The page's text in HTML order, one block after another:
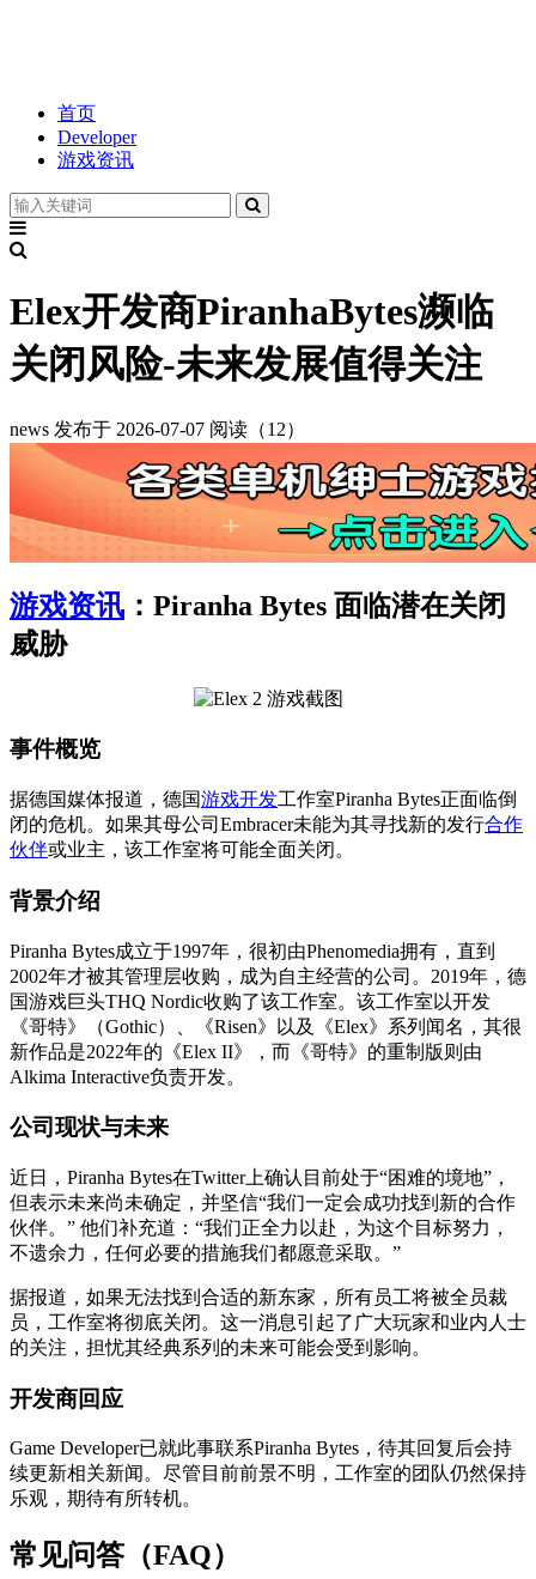
首页
Developer
游戏资讯
Elex开发商PiranhaBytes濒临
关闭风险-未来发展值得关注
news 发布于 2026-07-07 阅读（12）
游戏资讯 ：Piranha Bytes 面临潜在关闭
威胁
事件概览
据德国媒体报道，德国游戏开发工作室Piranha Bytes正面临倒
闭的危机。如果其母公司Embracer未能为其寻找新的发行合作
伙伴或业主，该工作室将可能全面关闭。
背景介绍
Piranha Bytes成立于1997年，很初由Phenomedia拥有，直到
2002年才被其管理层收购，成为自主经营的公司。2019年，德
国游戏巨头THQ Nordic收购了该工作室。该工作室以开发
《哥特》（Gothic）、《Risen》以及《Elex》系列闻名，其很
新作品是2022年的《Elex II》，而《哥特》的重制版则由
Alkima Interactive负责开发。
公司现状与未来
近日，Piranha Bytes在Twitter上确认目前处于“困难的境地”，
但表示未来尚未确定，并坚信“我们一定会成功找到新的合作
伙伴。” 他们补充道：“我们正全力以赴，为这个目标努力，
不遗余力，任何必要的措施我们都愿意采取。”
据报道，如果无法找到合适的新东家，所有员工将被全员裁
员，工作室将彻底关闭。这一消息引起了广大玩家和业内人士
的关注，担忧其经典系列的未来可能会受到影响。
开发商回应
Game Developer已就此事联系Piranha Bytes，待其回复后会持
续更新相关新闻。尽管目前前景不明，工作室的团队仍然保持
乐观，期待有所转机。
常见问答（FAQ）